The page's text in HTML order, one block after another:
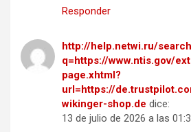
Responder
http://help.netwi.ru/
q=https://www.ntis.gov/
page.xhtml?
url=https://
wikinger-shop.de dice:
13 de julio de 2026 a las